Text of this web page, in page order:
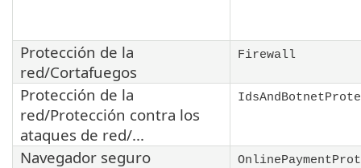
Protección de la
red/Cortafuegos
Firewall
Protección de la
red/Protección contra los
ataques de red/...
Navegador seguro